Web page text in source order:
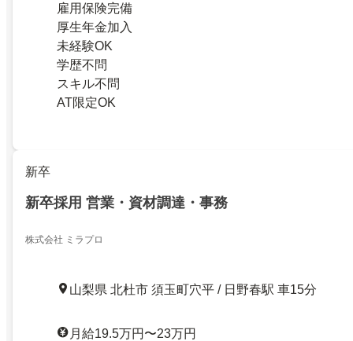
雇用保険完備
厚生年金加入
未経験OK
学歴不問
スキル不問
AT限定OK
新卒
新卒採用 営業・資材調達・事務
株式会社 ミラプロ
山梨県 北杜市 須玉町穴平 / 日野春駅 車15分
月給19.5万円〜23万円